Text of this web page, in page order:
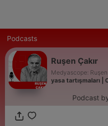
Podcasts
Ruşen Çakır
Medyascope:
yasa tartışmaları |
Podcast